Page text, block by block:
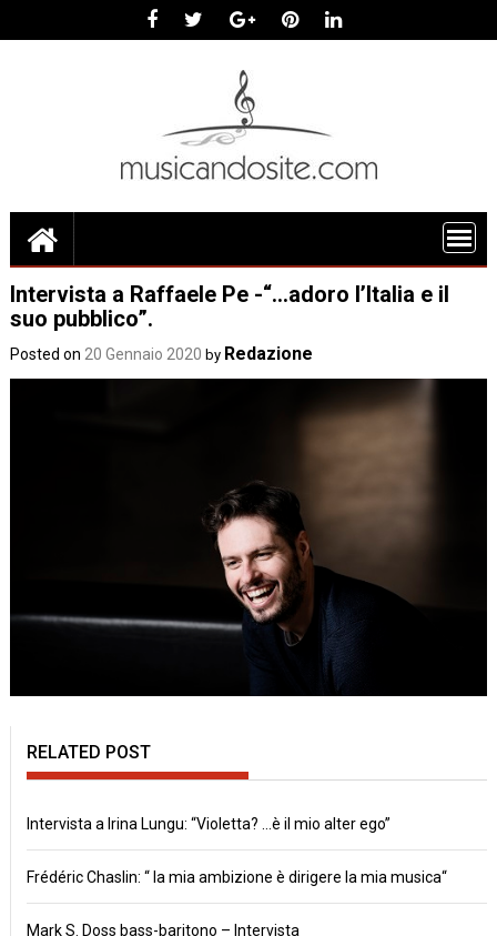
Intervista a Raffaele Pe -“…adoro l’Italia e il
suo pubblico”.
Posted on 20 Gennaio 2020 by Redazione
RELATED POST
Intervista a Irina Lungu: “Violetta? …è il mio alter ego”
Frédéric Chaslin: “ la mia ambizione è dirigere la mia musica“
Mark S. Doss bass-baritono – Intervista